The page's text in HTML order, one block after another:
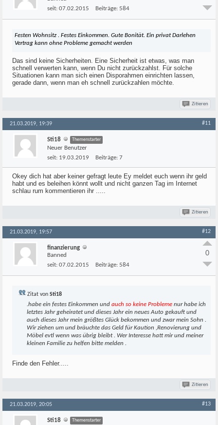
seit: 07.02.2015 Beiträge: 584
Festen Wohnsitz . Festes Einkommen. Gute Bonität. Ein privat Darlehen
Vertrag kann ohne Probleme gemacht werden
Das sind keine Sicherheiten. Eine Sicherheit ist etwas, was man
schnell verwerten kann, wenn Du nicht zurückzahlst. Für solche
Situationen kann man sich einen Disporahmen einrichten lassen,
gerade dann, wenn man eh schnell zurückzahlen möchte.
Zitieren
21.03.2019, 19:39 #11
Sti18 Themenstarter
Neuer Benutzer
seit: 19.03.2019 Beiträge: 7
Okey dich hat aber keiner gefragt leute Ey meldet euch wenn ihr geld
habt und es beleihen könnt wollt und nicht ganzen Tag im Internet
schlau rum kommentieren ihr .....
Zitieren
21.03.2019, 19:57 #12
finanzierung
Banned
seit: 07.02.2015 Beiträge: 584
0
Zitat von Sti18
.habe ein festes Einkommen und auch so keine Probleme nur habe ich
letztes Jahr geheiratet und dieses Jahr ein neues Auto gekauft und
auch dieses Jahr mein größtes Glück bekommen und zwar mein Sohn .
Wir ziehen um und bräuchte das Geld für Kaution ,Renovierung und
Möbel evtl wenn was übrig bleibt . Wer Interesse hatt mir und meiner
kleinen Familie zu helfen bitte melden .
Finde den Fehler.....
Zitieren
21.03.2019, 20:05 #13
Sti18 Themenstarter